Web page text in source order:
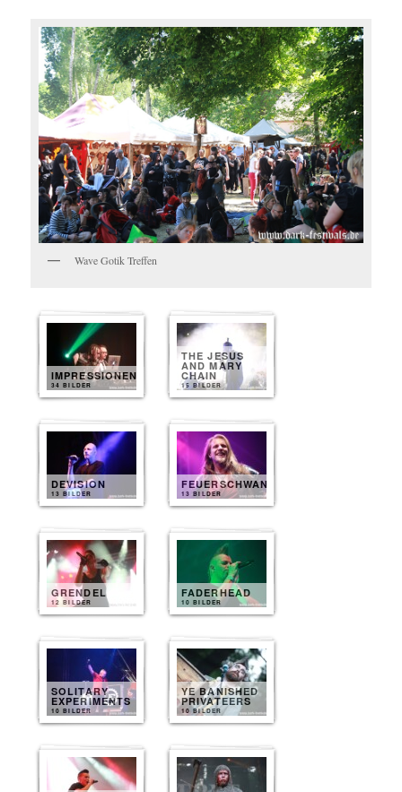
Wave Gotik Treffen
IMPRESSIONEN
34 BILDER
THE JESUS
AND MARY
CHAIN
15 BILDER
DEVISION
13 BILDER
FEUERSCHWANZ
13 BILDER
GRENDEL
12 BILDER
FADERHEAD
10 BILDER
SOLITARY
EXPERIMENTS
10 BILDER
YE BANISHED
PRIVATEERS
10 BILDER